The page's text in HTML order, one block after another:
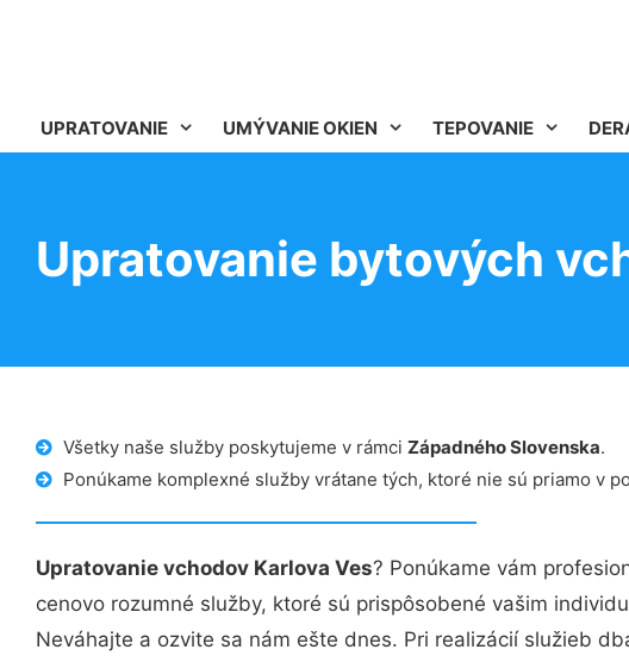
UPRATOVANIE UMÝVANIE OKIEN TEPOVANIE
Upratovanie bytových
Všetky naše služby poskytujeme v rámci Západného Slovenska.
Ponúkame komplexné služby vrátane tých, ktoré nie sú priamo v
Upratovanie vchodov Karlova Ves? Ponúkame vám
cenovo rozumné služby, ktoré sú prispôsobené vašim
Neváhajte a ozvite sa nám ešte dnes. Pri realizácií služieb